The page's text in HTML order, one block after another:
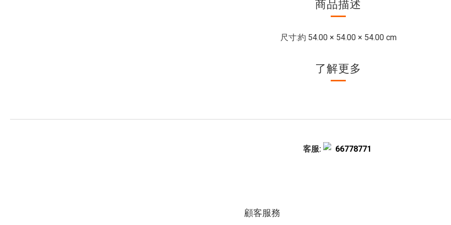
商品描述
尺寸:約 54.00 × 54.00 × 54.00 cm
了解更多
客服: 66778771
顧客服務